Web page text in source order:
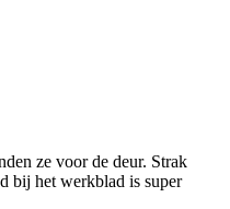
ze voor de deur. Strak
bij het werkblad is super